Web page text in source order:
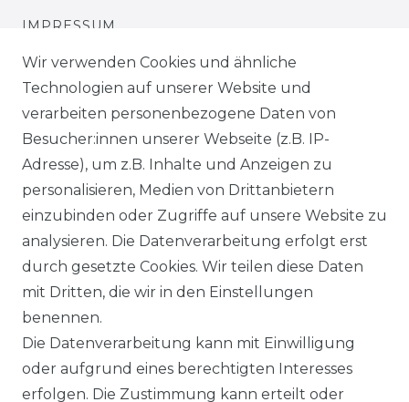
IMPRESSUM
DATENSCHUTZERKLÄRUNG
VERTRAG WIDERRUFEN Kontakt
SERVICE
KONTAKT
WIDERRUFSFORMULAR
DATENSCHUTZERKLÄRUNG
Wir verwenden Cookies und ähnliche
Technologien auf unserer Website und
verarbeiten personenbezogene Daten von
Besucher:innen unserer Webseite (z.B. IP-
Adresse), um z.B. Inhalte und Anzeigen zu
personalisieren, Medien von Drittanbietern
einzubinden oder Zugriffe auf unsere Website zu
analysieren. Die Datenverarbeitung erfolgt erst
durch gesetzte Cookies. Wir teilen diese Daten
mit Dritten, die wir in den Einstellungen
benennen.
Die Datenverarbeitung kann mit Einwilligung
oder aufgrund eines berechtigten Interesses
erfolgen. Die Zustimmung kann erteilt oder